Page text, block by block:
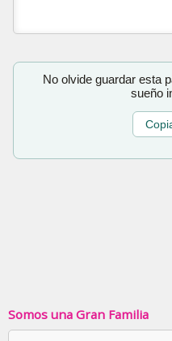
No olvide guardar esta
sueño
Somos una Gran Familia